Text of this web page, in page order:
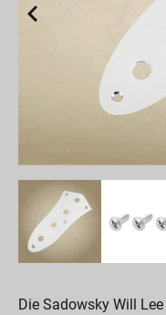
Die Sadowsky Will